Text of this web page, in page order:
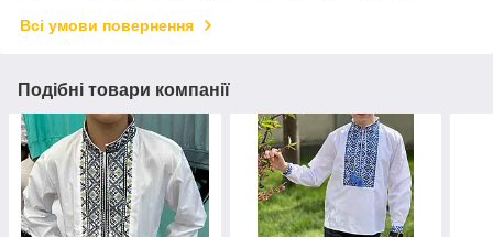
Всі умови повернення
Подібні товари компанії